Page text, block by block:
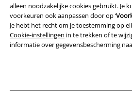
alleen noodzakelijke cookies gebruikt. Je
voorkeuren ook aanpassen door op ‘
Je hebt het recht om je toestemming op
Cookie-instellingen in te trekken of te
informatie over gegevensbescherming
Cookie-instellingen
Annuleer bestelling